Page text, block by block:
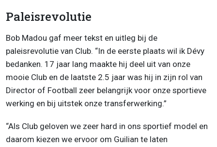
Paleisrevolutie
Bob Madou gaf meer tekst en uitleg bij de
paleisrevolutie van Club. “In de eerste plaats wil ik Dévy
bedanken. 17 jaar lang maakte hij deel uit van onze
mooie Club en de laatste 2.5 jaar was hij in zijn rol van
Director of Football zeer belangrijk voor onze sportieve
werking en bij uitstek onze transferwerking.”
“Als Club geloven we zeer hard in ons sportief model en
daarom kiezen we ervoor om Guilian te laten